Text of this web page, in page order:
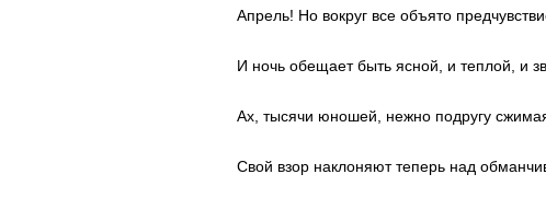
Апрель! Но вокруг все объято
И ночь обещает быть ясной, и теплой, и
Ах, тысячи юношей, нежно подругу
Свой взор наклоняют теперь над